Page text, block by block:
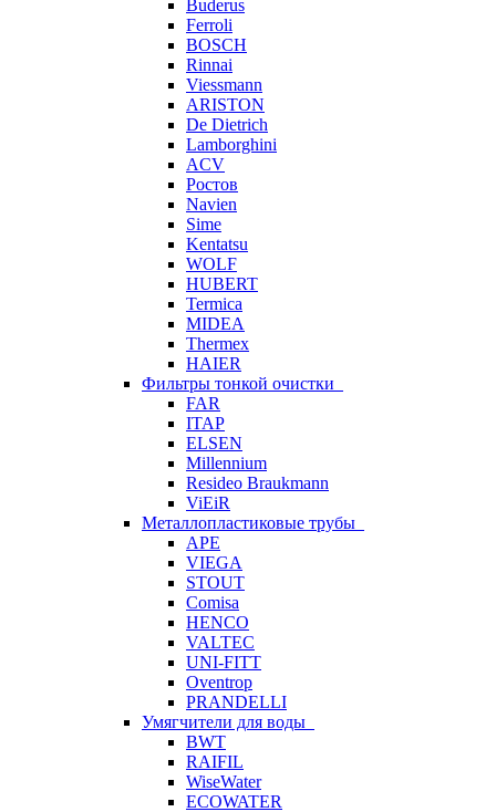
Buderus
Ferroli
BOSCH
Rinnai
Viessmann
ARISTON
De Dietrich
Lamborghini
ACV
Ростов
Navien
Sime
Kentatsu
WOLF
HUBERT
Termica
MIDEA
Thermex
HAIER
Фильтры тонкой очистки
FAR
ITAP
ELSEN
Millennium
Resideo Braukmann
ViEiR
Металлопластиковые трубы
APE
VIEGA
STOUT
Comisa
HENCO
VALTEC
UNI-FITT
Oventrop
PRANDELLI
Умягчители для воды
BWT
RAIFIL
WiseWater
ECOWATER